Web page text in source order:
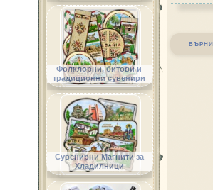
Фолклорни, битови и
традиционни сувенири
Сувенирни Магнити за
Хладилници